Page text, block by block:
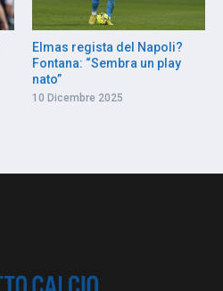
Elmas regista del Napoli?
Fontana: “Sembra un play
nato”
10 Dicembre 2025